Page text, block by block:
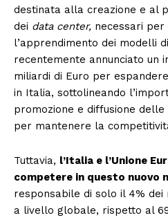
destinata alla creazione e al
dei data center, necessari per
l’apprendimento dei modelli
recentemente annunciato un
miliardi di Euro per
in Italia, sottolineando
promozione e diffusione
per mantenere la
Tuttavia, l’Italia e l’Unione
competere in questo nuovo
responsabile di solo il 4% dei
a livello globale, rispetto al